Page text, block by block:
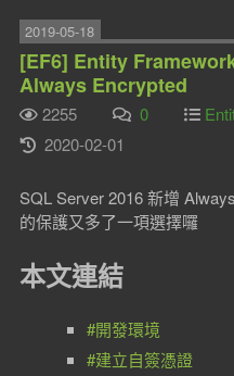
2019-05-18
[EF6] Entity
Always Encrypted
2255 0
2020-02-01
SQL Server 2016 新增
的保護又多了一項選擇囉
本文連結
#開發環境
#建立自簽憑證